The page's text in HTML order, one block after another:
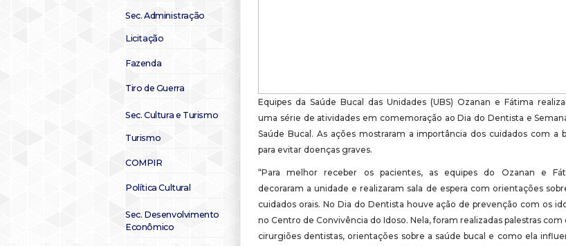
Sec. Administração
Licitação
Fazenda
Tiro de Guerra
Sec. Cultura e Turismo
Turismo
COMPIR
Política Cultural
Sec. Desenvolvimento
Econômico
Equipes da Saúde Bucal das Unidades (UBS) Ozanan e Fátima
uma série de atividades em comemoração ao Dia do Dentista e
Saúde Bucal. As ações mostraram a importância dos cuidados com a
para evitar doenças graves.
“Para melhor receber os pacientes, as equipes do Ozanan e
decoraram a unidade e realizaram sala de espera com orientações
cuidados orais. No Dia do Dentista houve ação de prevenção com os
no Centro de Convivência do Idoso. Nela, foram realizadas palestras com
cirurgiões dentistas, orientações sobre a saúde bucal e como ela